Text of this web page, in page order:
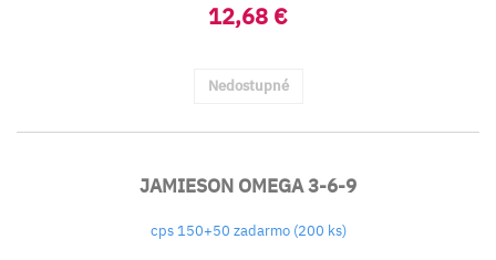
12,68 €
Nedostupné
JAMIESON OMEGA 3-6-9
cps 150+50 zadarmo (200 ks)